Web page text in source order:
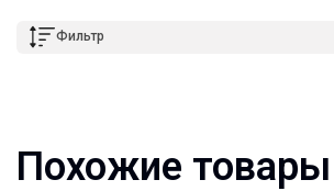
Фильтр
Похожие товары